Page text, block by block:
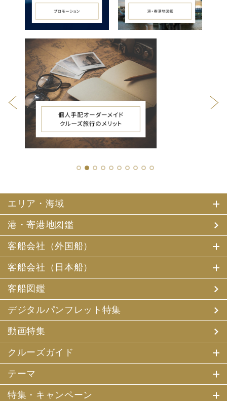
1 2 3 4 5 6 7 8 9 10
エリア・海域
港・寄港地図鑑
客船会社（外国船）
客船会社（日本船）
客船図鑑
デジタルパンフレット特集
動画特集
クルーズガイド
テーマ
特集・キャンペーン